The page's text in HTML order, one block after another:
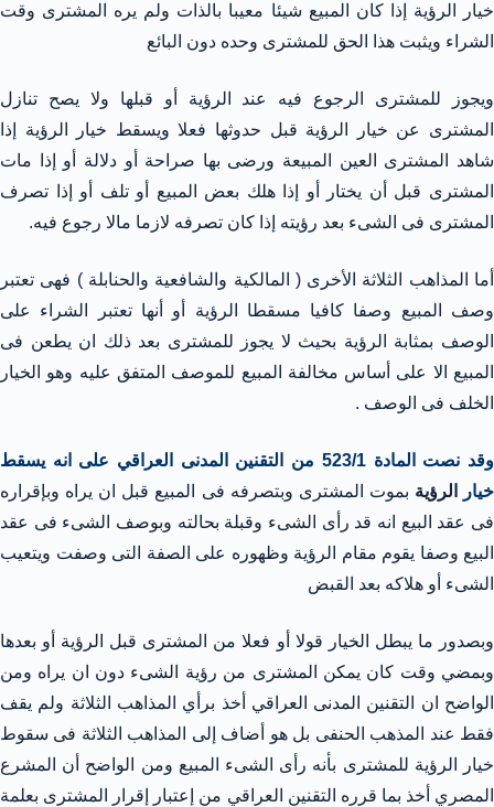
خيار الرؤية إذا كان المبيع شيئا معيبا بالذات ولم يره المشترى وقت
الشراء ويثبت هذا الحق للمشترى وحده دون البائع
ويجوز للمشترى الرجوع فيه عند الرؤية أو قبلها ولا يصح تنازل
المشترى عن خيار الرؤية قبل حدوثها فعلا ويسقط خيار الرؤية إذا
شاهد المشترى العين المبيعة ورضى بها صراحة أو دلالة أو إذا مات
المشترى قبل أن يختار أو إذا هلك بعض المبيع أو تلف أو إذا تصرف
المشترى فى الشىء بعد رؤيته إذا كان تصرفه لازما مالا رجوع فيه.
أما المذاهب الثلاثة الأخرى ( المالكية والشافعية والحنابلة ) فهى تعتبر
وصف المبيع وصفا كافيا مسقطا الرؤية أو أنها تعتبر الشراء على
الوصف بمثابة الرؤية بحيث لا يجوز للمشترى بعد ذلك ان يطعن فى
المبيع الا على أساس مخالفة المبيع للموصف المتفق عليه وهو الخيار
الخلف فى الوصف .
وقد نصت المادة 523/1 من التقنين المدنى العراقي على انه يسقط
خيار
الرؤية بموت المشترى وبتصرفه فى المبيع قبل ان يراه وبإقراره
فى عقد البيع انه قد رأى الشىء وقبلة بحالته وبوصف الشىء فى عقد
البيع وصفا يقوم مقام الرؤية وظهوره على الصفة التى وصفت ويتعيب
الشىء أو هلاكه بعد القبض
وبصدور ما يبطل الخيار قولا أو فعلا من المشترى قبل الرؤية أو بعدها
وبمضي وقت كان يمكن المشترى من رؤية الشىء دون ان يراه ومن
الواضح ان التقنين المدنى العراقي أخذ برأي المذاهب الثلاثة ولم يقف
فقط عند المذهب الحنفى بل هو أضاف إلى المذاهب الثلاثة فى سقوط
خيار الرؤية للمشترى بأنه رأى الشىء المبيع ومن الواضح أن المشرع
المصري أخذ بما قرره التقنين العراقي من إعتبار إقرار المشترى بعلمة